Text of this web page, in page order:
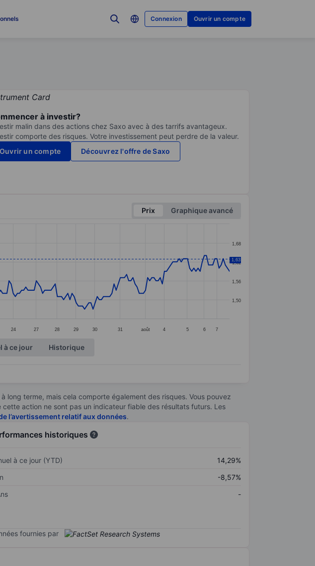
Connexion Ouvrir un compte
à investir?
malin dans des actions chez Saxo avec à des tarrifs avantageux.
comporte des risques. Votre investissement peut perdre de la valeur.
Ouvrir un compte
Découvrez l'offre de Saxo
Prix
Graphique avancé
24 27 28 29 30 31 août 4 5 6 7
1,50
1,56
1,62
1,68
1,63
à ce jour Historique
terme, mais cela comporte également des risques. Vous pouvez
action ne sont pas un indicateur fiable des résultats futurs. Les
l’avertissement relatif aux données.
historiques
à ce jour (YTD)
14,29%
-8,57%
-
fournies par